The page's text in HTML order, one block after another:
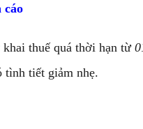
cáo
khai thuế quá thời hạn từ
tình tiết giảm nhẹ.